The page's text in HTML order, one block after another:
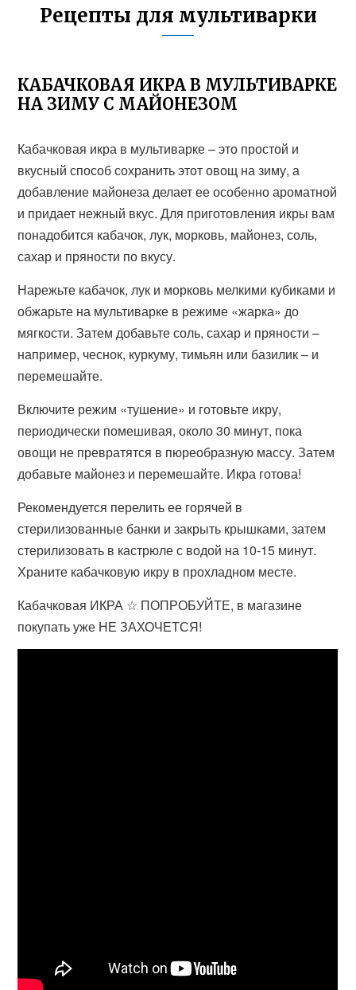
Рецепты для мультиварки
КАБАЧКОВАЯ ИКРА В МУЛЬТИВАРКЕ
НА ЗИМУ С МАЙОНЕЗОМ
Кабачковая икра в мультиварке – это простой и
вкусный способ сохранить этот овощ на зиму, а
добавление майонеза делает ее особенно ароматной
и придает нежный вкус. Для приготовления икры вам
понадобится кабачок, лук, морковь, майонез, соль,
сахар и пряности по вкусу.
Нарежьте кабачок, лук и морковь мелкими кубиками и
обжарьте на мультиварке в режиме «жарка» до
мягкости. Затем добавьте соль, сахар и пряности –
например, чеснок, куркуму, тимьян или базилик – и
перемешайте.
Включите режим «тушение» и готовьте икру,
периодически помешивая, около 30 минут, пока
овощи не превратятся в пюреобразную массу. Затем
добавьте майонез и перемешайте. Икра готова!
Рекомендуется перелить ее горячей в
стерилизованные банки и закрыть крышками, затем
стерилизовать в кастрюле с водой на 10-15 минут.
Храните кабачковую икру в прохладном месте.
Кабачковая ИКРА ☆ ПОПРОБУЙТЕ, в магазине
покупать уже НЕ ЗАХОЧЕТСЯ!